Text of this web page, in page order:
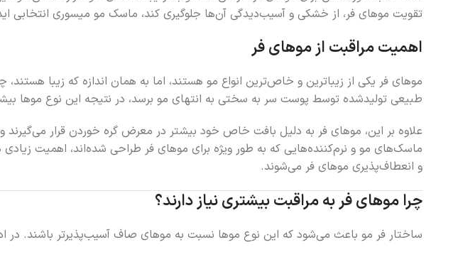
تقویت موهای فر، از خشکی و آسیب‌دیدگی آن‌ها جلوگیری کند، ماسک مو میسوری انتخابی
اهمیت مراقبت از موهای فر
موهای فر یکی از زیباترین و خاص‌ترین انواع مو هستند، اما به همان اندازه که زیبا
طبیعی تولید‌شده توسط پوست سر به سختی به انتهای مو برسد، در نتیجه این نوع موها
علاوه بر این، موهای فر به دلیل بافت خاص خود بیشتر در معرض گره خوردن قرار
ماسک‌های مو و نرم‌کننده‌هایی که به طور ویژه برای موهای فر طراحی شده‌اند، اهمیت
و انعطاف‌پذیری موهای فر می‌شوند.
چرا موهای فر به مراقبت بیشتری نیاز دارند؟
ساختار فر مو باعث می‌شود که این نوع موها نسبت به موهای صاف آسیب‌پذیرتر باشند. در